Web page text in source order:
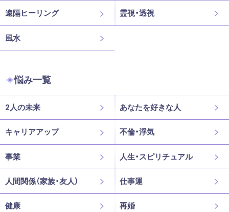
遠隔ヒーリング 霊視・透視
風水
悩み一覧
2人の未来 あなたを好きな人
キャリアアップ 不倫・浮気
事業 人生・スピリチュアル
人間関係（家族・友人） 仕事運
健康 再婚